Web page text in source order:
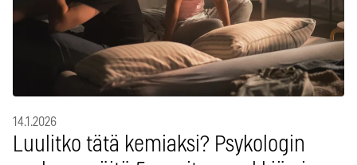
14.1.2026
Luulitko tätä kemiaksi? Psykologin